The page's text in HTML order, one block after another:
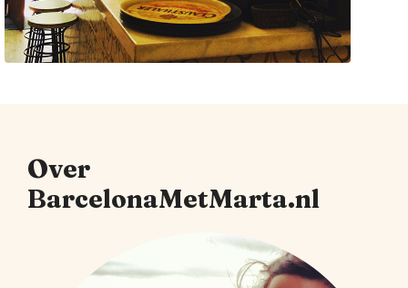
Over
BarcelonaMetMarta.nl